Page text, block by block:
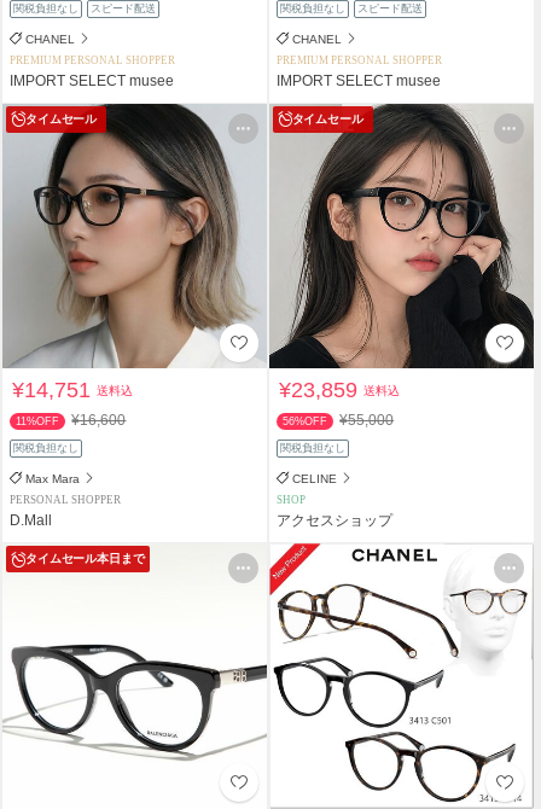
関税負担なし スピード配送
CHANEL
PREMIUM PERSONAL SHOPPER
IMPORT SELECT musee
関税負担なし スピード配送
CHANEL
PREMIUM PERSONAL SHOPPER
IMPORT SELECT musee
タイムセール
¥14,751送料込
11%OFF ¥16,600
関税負担なし
Max Mara
PERSONAL SHOPPER
D.Mall
タイムセール
¥23,859送料込
56%OFF ¥55,000
関税負担なし
CELINE
SHOP
アクセスショップ
タイムセール本日まで